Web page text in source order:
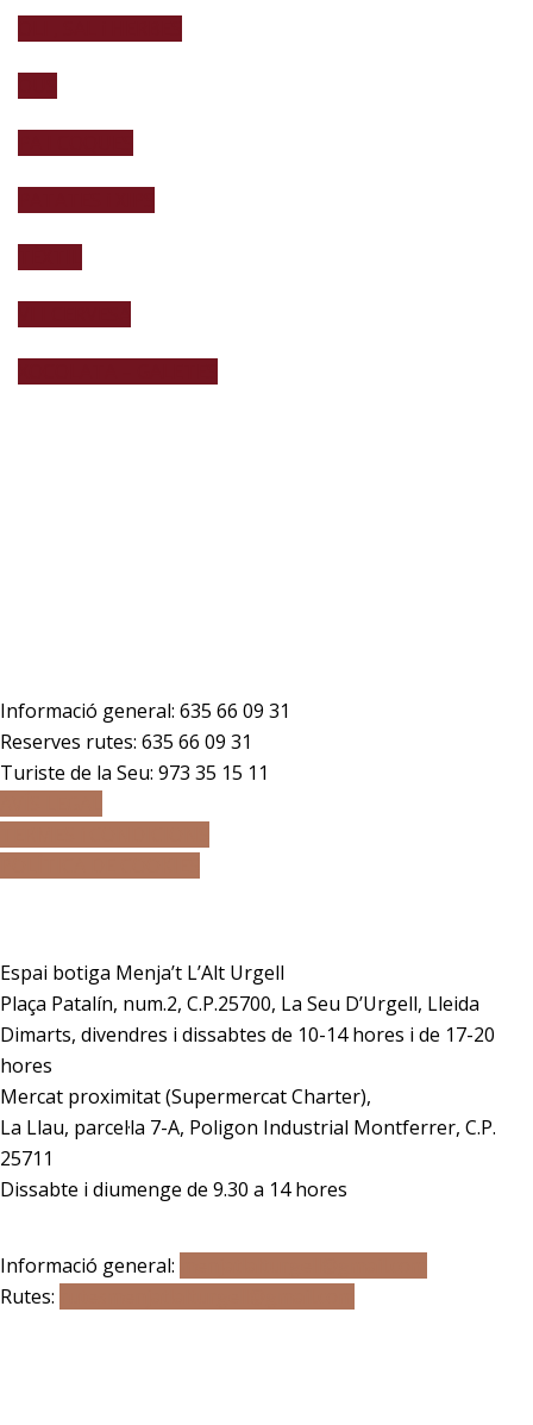
Informació general: 635 66 09 31
Reserves rutes: 635 66 09 31
Turiste de la Seu: 973 35 15 11
Espai botiga Menja’t L’Alt Urgell
Plaça Patalín, num.2, C.P.25700, La Seu D’Urgell, Lleida
Dimarts, divendres i dissabtes de 10-14 hores i de 17-20
hores
Mercat proximitat (Supermercat Charter),
La Llau, parcel·la 7-A, Poligon Industrial Montferrer, C.P.
25711
Dissabte i diumenge de 9.30 a 14 hores
Informació general:
Rutes: